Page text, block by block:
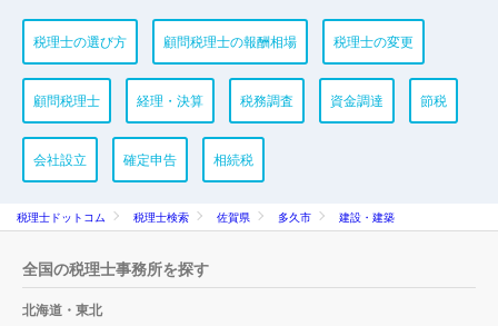
税理士の選び方 顧問税理士の報酬相場 税理士の変更
顧問税理士 経理・決算 税務調査 資金調達 節税
会社設立 確定申告 相続税
税理士ドットコム 税理士検索 佐賀県 多久市 建設・建築
全国の税理士事務所を探す
北海道・東北